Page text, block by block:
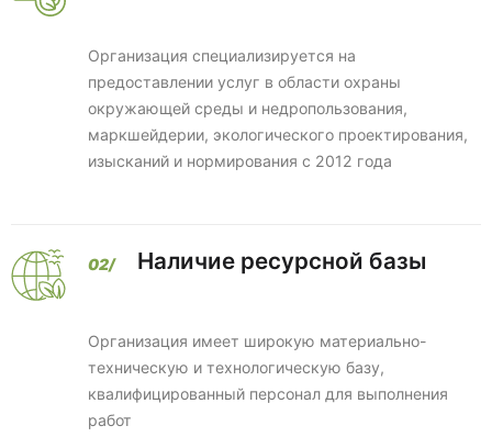
Организация специализируется на
предоставлении услуг в области охраны
окружающей среды и недропользования,
маркшейдерии, экологического проектирования,
изысканий и нормирования с 2012 года
Наличие ресурсной базы
Организация имеет широкую материально-
техническую и технологическую базу,
квалифицированный персонал для выполнения
работ